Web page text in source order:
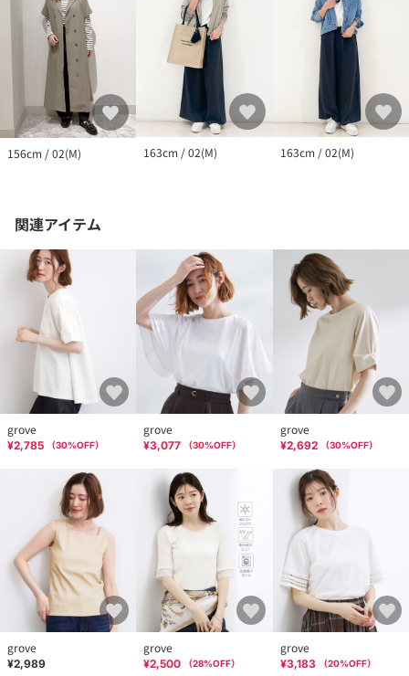
156cm / 02(M) 163cm / 02(M) 163cm / 02(M)
関連アイテム
grove
¥2,785 （30%OFF）
grove
¥3,077 （30%OFF）
grove
¥2,692 （30%OFF）
grove
¥2,989
grove
¥2,500 （28%OFF）
grove
¥3,183 （20%OFF）